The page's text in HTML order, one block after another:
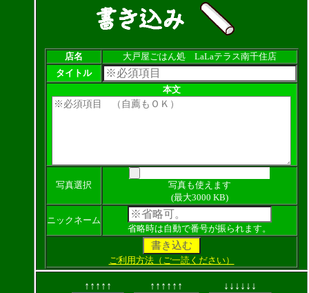
店名
大戸屋ごはん処 LaLaテラス南千住店
タイトル
本文
写真選択
写真も使えます
(最大3000 KB)
ニックネーム
省略時は自動で番号が振られます。
ご利用方法（ご一読ください）
↑↑↑↑↑ ↑↑↑↑↑↑ ↓↓↓↓↓↓